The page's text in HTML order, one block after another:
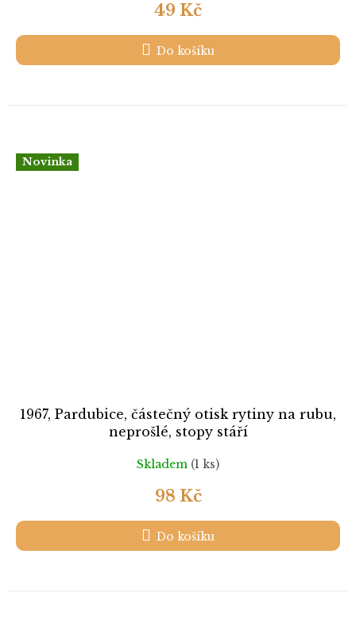
49 Kč
Do košíku
Novinka
1967, Pardubice, částečný otisk rytiny na rubu,
neprošlé, stopy stáří
Skladem (1 ks)
98 Kč
Do košíku